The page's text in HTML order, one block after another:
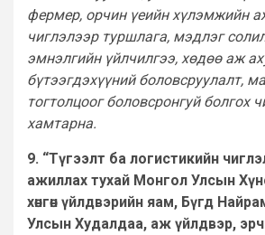
фермер, орчин үеийн хүлэмжийн
чиглэлээр туршлага, мэдлэг
эмнэлгийн үйлчилгээ, хөдөө аж
бүтээгдэхүүний боловсруулалт,
тогтолцоог боловсронгуй болгох
хамтарна.
9. “Түгээлт ба логистикийн
ажиллах тухай Монгол Улсын Хүнс,
хөнгөн үйлдвэрийн яам, Бүгд
Улсын Худалдаа, аж үйлдвэр,